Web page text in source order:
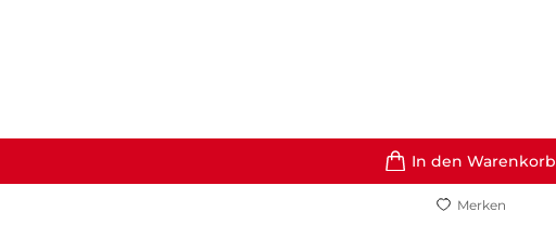
In den Warenkorb
Merken